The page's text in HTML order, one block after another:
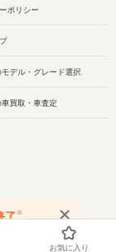
ポリシー
デル・グレード選択
買取・車査定
了※
お気に入り